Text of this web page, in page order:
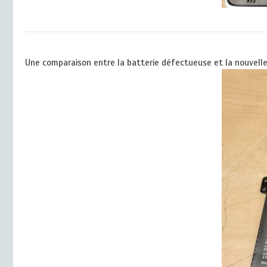
Une comparaison entre la batterie défectueuse et la